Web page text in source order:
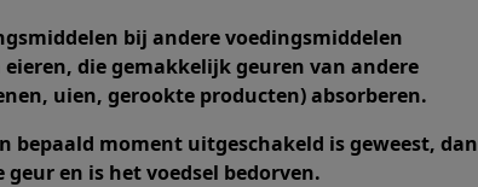
bij andere voedingsmiddelen
die gemakkelijk geuren van andere
uien, gerookte producten) absorberen.
bepaald moment uitgeschakeld is geweest, dan
en is het voedsel bedorven.